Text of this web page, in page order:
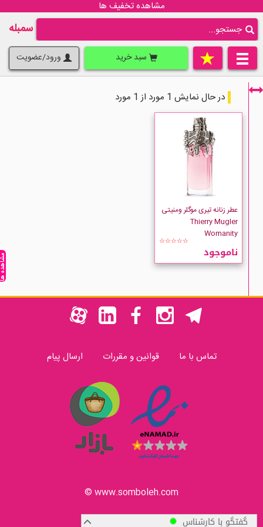
مشاهده تخفیف ها
گفتگو با کارشناس
سمبله
سبد خرید ورود/عضویت
فقط نمایش کالاهای موجود
Thierry-Mugler
در حال نمایش 1 مورد از 1 مورد
عطر زنانه تیری موگلر ومنیتی
Thierry Mugler
Womanity
☆☆☆☆☆
ناموجود
تماس با ما قوانین و مقررات ارسال پیام
www.somboleh.com ©